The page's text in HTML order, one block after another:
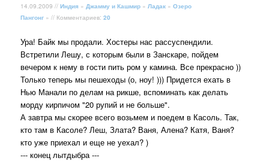
14.09.2009 //Индия » Джамму и Кашмир »Ладак »Озеро
Пангонг » // Комментариев:20
Ура! Байк мы продали. Хостеры нас рассуспендили.
Встретили Лешу, с которым были в Занскаре, пойдем
вечером к нему в гости пить ром у камина. Все прекрасно ))
Только теперь мы пешеходы (о, ноу! ))) Придется ехать в
Нью Манали по делам на рикше, вспоминать как делать
морду кирпичом "20 рупий и не больше".
А завтра мы скорее всего возьмем и поедем в Касоль. Так,
кто там в Касоле? Леш, Злата? Ваня, Алена? Катя, Ваня?
кто уже приехал и еще не уехал? )
--- конец лытдыбра ---